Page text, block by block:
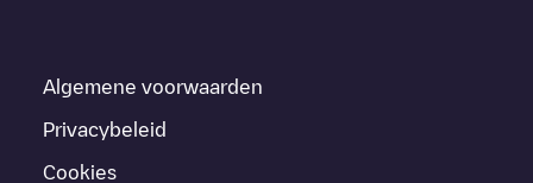
Algemene voorwaarden
Privacybeleid
Cookies